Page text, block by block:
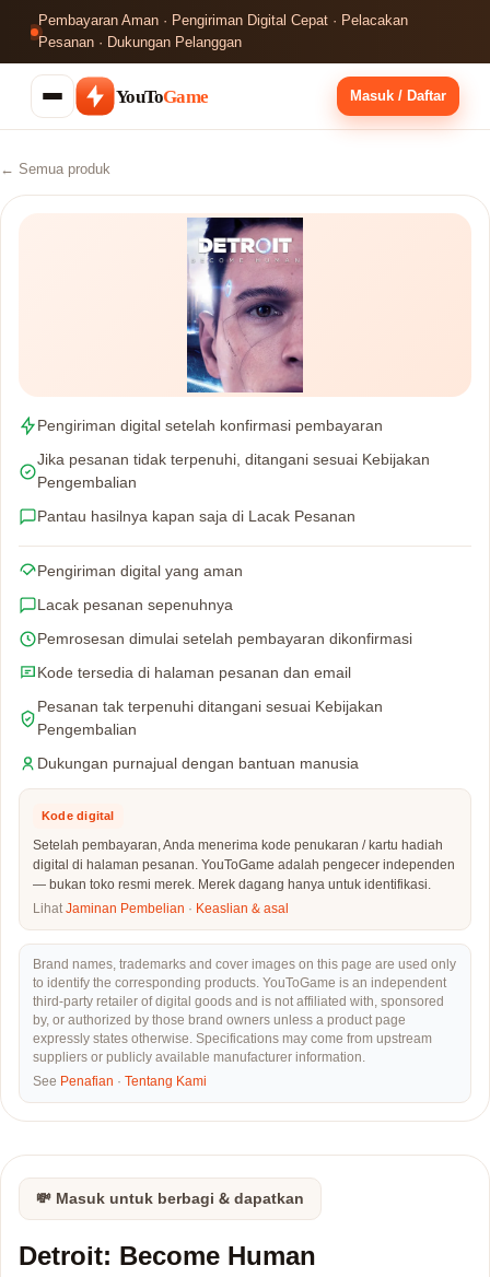
Pembayaran Aman · Pengiriman Digital Cepat · Pelacakan
Pesanan · Dukungan Pelanggan
YouToGame Masuk / Daftar
← Semua produk
Pengiriman digital setelah konfirmasi pembayaran
Jika pesanan tidak terpenuhi, ditangani sesuai Kebijakan
Pengembalian
Pantau hasilnya kapan saja di Lacak Pesanan
Pengiriman digital yang aman
Lacak pesanan sepenuhnya
Pemrosesan dimulai setelah pembayaran dikonfirmasi
Kode tersedia di halaman pesanan dan email
Pesanan tak terpenuhi ditangani sesuai Kebijakan
Pengembalian
Dukungan purnajual dengan bantuan manusia
Kode digital
Setelah pembayaran, Anda menerima kode penukaran / kartu hadiah
digital di halaman pesanan. YouToGame adalah pengecer independen
— bukan toko resmi merek. Merek dagang hanya untuk identifikasi.
Lihat Jaminan Pembelian · Keaslian & asal
Brand names, trademarks and cover images on this page are used only
to identify the corresponding products. YouToGame is an independent
third-party retailer of digital goods and is not affiliated with, sponsored
by, or authorized by those brand owners unless a product page
expressly states otherwise. Specifications may come from upstream
suppliers or publicly available manufacturer information.
See Penafian · Tentang Kami
💸 Masuk untuk berbagi & dapatkan
Detroit: Become Human